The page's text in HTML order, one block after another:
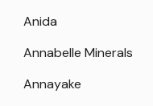
Anida
Annabelle Minerals
Annayake